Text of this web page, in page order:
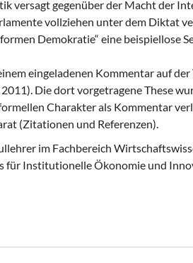
ver­sagt ge­gen­über der Macht der
voll­zie­hen unter dem Dik­tat
De­mo­kra­tie“ eine bei­spiel­lo­se
ein­ge­la­de­nen Kom­men­tar auf der
Die dort vor­ge­tra­ge­ne These
Cha­rak­ter als Kom­men­tar
(Zi­ta­tio­nen und Re­fe­ren­zen).
im Fach­be­reich
für In­sti­tu­tio­nel­le Öko­no­mie und